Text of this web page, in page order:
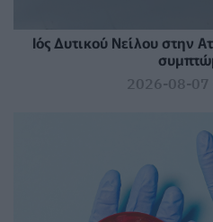
Ιός Δυτικού Νείλου στην
2026-08-07